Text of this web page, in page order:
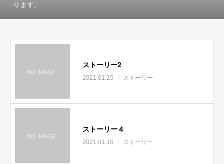
ります。
ストーリー2
2021.01.15 ストーリー
ストーリー４
2021.01.15 ストーリー